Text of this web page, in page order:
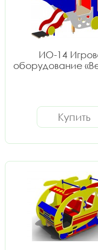
ИО-14
оборудование
Купить